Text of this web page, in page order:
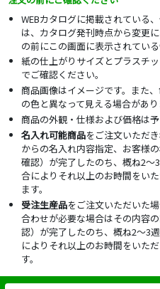
WEBカタログに掲載されている
は、カタログ発刊時点から変更
の前にこの画面に表示されてい
紙の仕上がりサイズとプラスチ
でご確認ください。
商品画像はイメージです。また
の色と異なって見える場合があり
商品の外観・仕様および価格は
名入れ可能商品をご注文いただ
からの名入れ内容指定、お客様
確認）が完了したのち、概ね2～
合によりそれ以上のお時間をい
ます。
受注生産品をご注文いただいた
合わせが必要な場合はその内容
認）が完了したのち、概ね2～3
によりそれ以上のお時間をいた
す。